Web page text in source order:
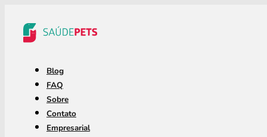
Blog
FAQ
Sobre
Contato
Empresarial